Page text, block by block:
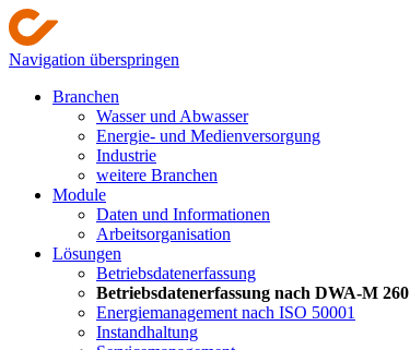
Navigation überspringen
Branchen
Wasser und Abwasser
Energie- und Medienversorgung
Industrie
weitere Branchen
Module
Daten und Informationen
Arbeitsorganisation
Lösungen
Betriebsdatenerfassung
Betriebsdatenerfassung nach DWA-M 260
Energiemanagement nach ISO 50001
Instandhaltung